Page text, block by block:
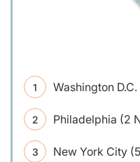
Washington
Philadelphia (2
New York City